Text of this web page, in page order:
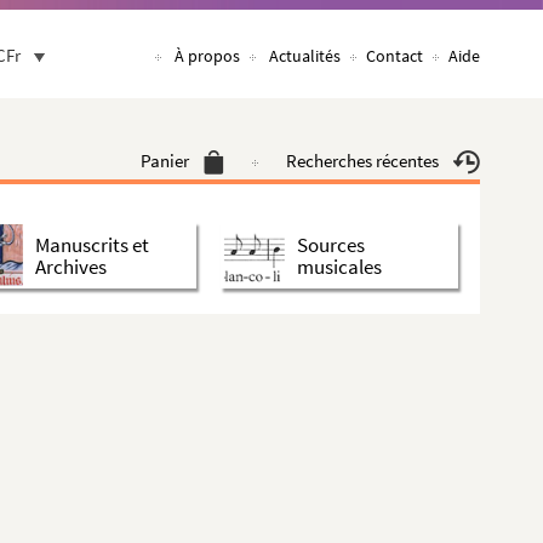
À propos Actualités Contact Aide
Panier Recherches récentes
Manuscrits et
Archives
Sources
musicales